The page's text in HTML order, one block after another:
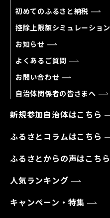
初めてのふるさと納税
控除上限額シミュレーション
お知らせ
よくあるご質問
お問い合わせ
自治体関係者の皆さまへ
新規参加自治体はこちら
ふるさとコラムはこちら
ふるさとからの声はこちら
人気ランキング
キャンペーン・特集